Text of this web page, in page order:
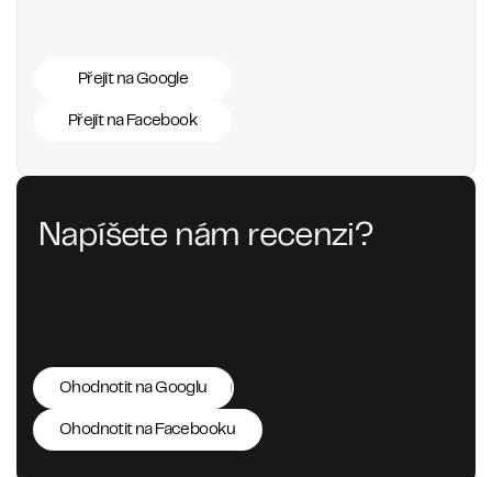
Přejít na Google
Přejít na Facebook
Napíšete nám recenzi?
Ohodnotit na Googlu
Ohodnotit na Facebooku